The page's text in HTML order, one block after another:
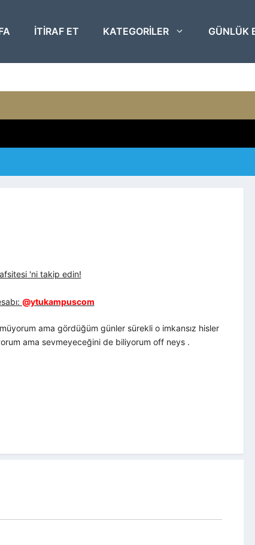
ITIRAF ET KATEGORILER GÜNLÜK
'ni takip edin!
@ytukampuscom
ama gördüğüm günler sürekli o imkansız hisler
ama sevmeyeceğini de biliyorum off neys .